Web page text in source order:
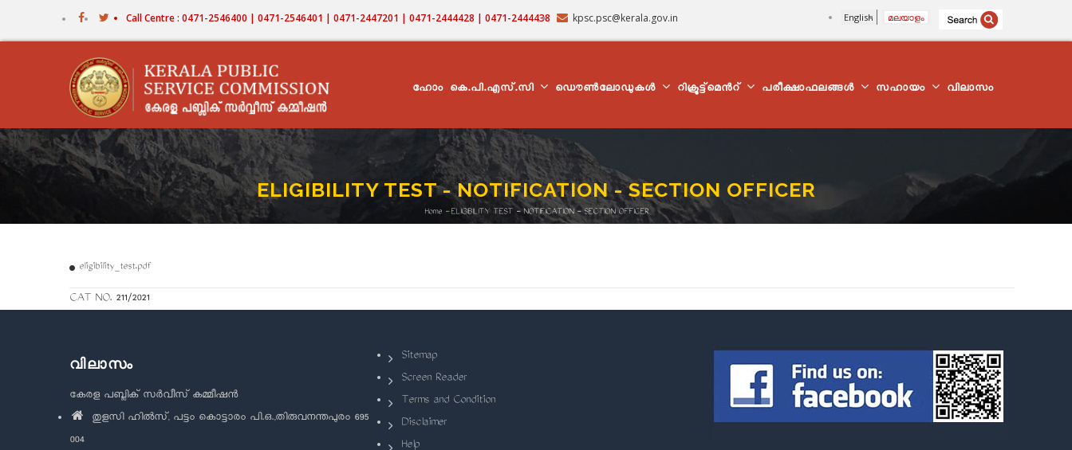
Call Centre : 0471-2546400 | 0471-2546401 | 0471-2447201 | 0471-2444428 | 0471-2444438 kpsc.psc@kerala.gov.in English മലയാളം
NAVIGATION
ഹോം കെ.പി.എസ്.സി ഡൌൺലോഡുകൾ റിക്രൂട്ട്മെന്‍റ് പരീക്ഷാഫലങ്ങൾ സഹായം വിലാസം
ELIGIBILITY TEST - NOTIFICATION - SECTION OFFICER
Breadcrumb
Home - ELIGIBILITY TEST - NOTIFICATION - SECTION OFFICER
eligibility_test.pdf
CAT NO. 211/2021
വിലാസം
കേരള പബ്ലിക് സർവീസ് കമ്മീഷൻ
തുളസി ഹിൽസ്, പട്ടം കൊട്ടാരം പി.ഒ.,തിരുവനന്തപുരം 695
004
Sitemap
Screen Reader
Terms and Condition
Disclaimer
Help